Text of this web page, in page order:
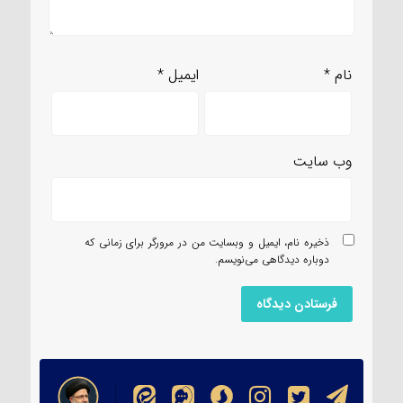
نام* ایمیل*
وب‌ سایت
ذخیره نام، ایمیل و وبسایت من در مرورگر برای زمانی که
دوباره دیدگاهی می‌نویسم.